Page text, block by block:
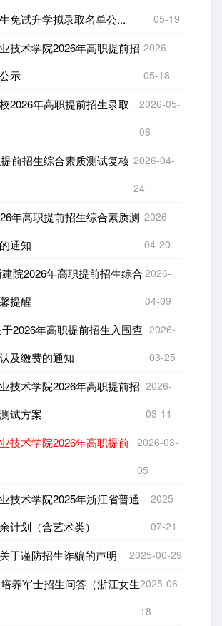
免试升学拟录取名单公...
05-19
技术学院2026年高职提前招
示
2026-
05-18
2026年高职提前招生录取
2026-05-
06
前招生综合素质测试复核 2026-04-
24
年高职提前招生综合素质测
通知
2026-
04-20
院2026年高职提前招生综合
提醒
2026-
04-09
2026年高职提前招生入围查
及缴费的通知
2026-
03-25
技术学院2026年高职提前招
试方案
2026-
03-11
技术学院2026年高职提前 2026-03-
05
技术学院2025年浙江省普通
计划（含艺术类）
2025-
07-21
于谨防招生诈骗的声明 2025-06-29
养军士招生问答（浙江女生2025-06-
18